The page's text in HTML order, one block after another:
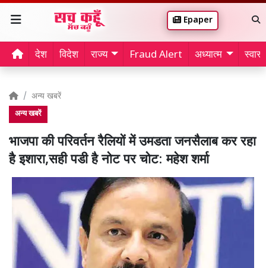
Epaper
देश विदेश राज्य Fraud Alert अध्यात्म
अन्य खबरें
अन्य खबरें
भाजपा की परिवर्तन रैलियों में उमडता जनसैलाब कर रहा
है इशारा,सही पडी है नोट पर चोट: महेश शर्मा